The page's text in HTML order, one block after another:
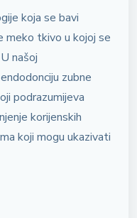
koja se bavi
meko tkivo u kojoj se
našoj
zubne
podrazumijeva
korijenskih
koji mogu ukazivati